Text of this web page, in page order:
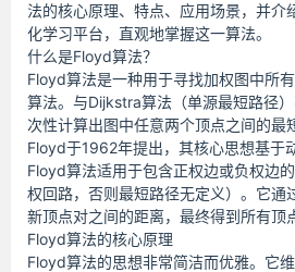
法的核心原理、特点、应用场景，并介
化学习平台，直观地掌握这一算法。
什么是Floyd算法？
Floyd算法是一种用于寻找加权图中所
算法。与Dijkstra算法（单源最短路径
次性计算出图中任意两个顶点之间的最
Floyd于1962年提出，其核心思想基于
Floyd算法适用于包含正权边或负权边
权回路，否则最短路径无定义）。它通
新顶点对之间的距离，最终得到所有顶
Floyd算法的核心原理
Floyd算法的思想非常简洁而优雅。它